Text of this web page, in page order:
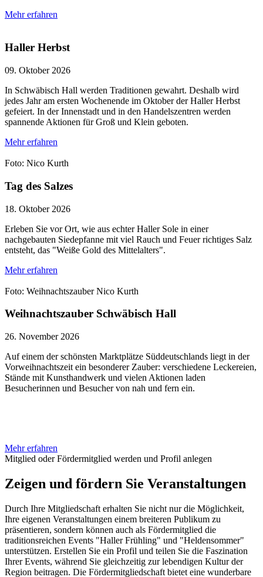
Mehr erfahren
Haller Herbst
09. Oktober 2026
In Schwäbisch Hall werden Traditionen gewahrt. Deshalb wird
jedes Jahr am ersten Wochenende im Oktober der Haller Herbst
gefeiert. In der Innenstadt und in den Handelszentren werden
spannende Aktionen für Groß und Klein geboten.
Mehr erfahren
Foto: Nico Kurth
Tag des Salzes
18. Oktober 2026
Erleben Sie vor Ort, wie aus echter Haller Sole in einer
nachgebauten Siedepfanne mit viel Rauch und Feuer richtiges Salz
entsteht, das "Weiße Gold des Mittelalters".
Mehr erfahren
Foto: Weihnachtszauber Nico Kurth
Weihnachtszauber Schwäbisch Hall
26. November 2026
Auf einem der schönsten Marktplätze Süddeutschlands liegt in der
Vorweihnachtszeit ein besonderer Zauber: verschiedene Leckereien,
Stände mit Kunsthandwerk und vielen Aktionen laden
Besucherinnen und Besucher von nah und fern ein.
Mehr erfahren
Mitglied oder Fördermitglied werden und Profil anlegen
Zeigen und fördern Sie Veranstaltungen
Durch Ihre Mitgliedschaft erhalten Sie nicht nur die Möglichkeit,
Ihre eigenen Veranstaltungen einem breiteren Publikum zu
präsentieren, sondern können auch als Fördermitglied die
traditionsreichen Events "Haller Frühling" und "Heldensommer"
unterstützen. Erstellen Sie ein Profil und teilen Sie die Faszination
Ihrer Events, während Sie gleichzeitig zur lebendigen Kultur der
Region beitragen. Die Fördermitgliedschaft bietet eine wunderbare